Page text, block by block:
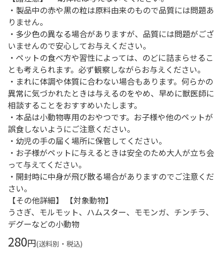
・製品中の赤や黒の粒は原料由来のもので品質には問題あ
りません。
・多少色の異なる場合がありますが、品質には問題がござ
いませんので安心してお与えください。
・ペットの食べ方や習性によっては、のどに詰まらせるこ
とも考えられます。必ず観察しながらお与えください。
・まれに体調や体質に合わない場合もあります。何らかの
異常に気づかれたときは与えるのをやめ、早めに獣医師に
相談することをおすすめいたします。
・本品は小動物専用のおやつです。お子様や他のペットが
誤食しないようにご注意ください。
・幼児の手の届く場所に保管してください。
・お子様がペットに与えるときは安全のため大人が立ち会
って与えてください。
・開封時に中身が飛び散る場合がありますのでご注意くだ
さい。
【その他詳細】 【対象動物】
うさぎ、モルモット、ハムスター、モモンガ、チンチラ、
デグーなどの小動物
280円(送料別・税込)